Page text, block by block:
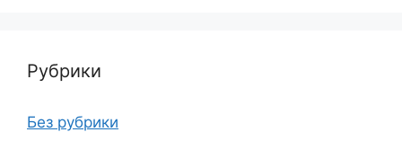
Рубрики
Без рубрики